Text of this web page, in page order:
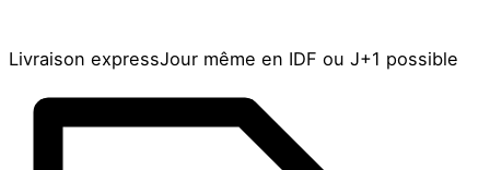
Livraison expressJour même en IDF ou J+1 possible